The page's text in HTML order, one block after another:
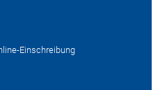
Einschreibung